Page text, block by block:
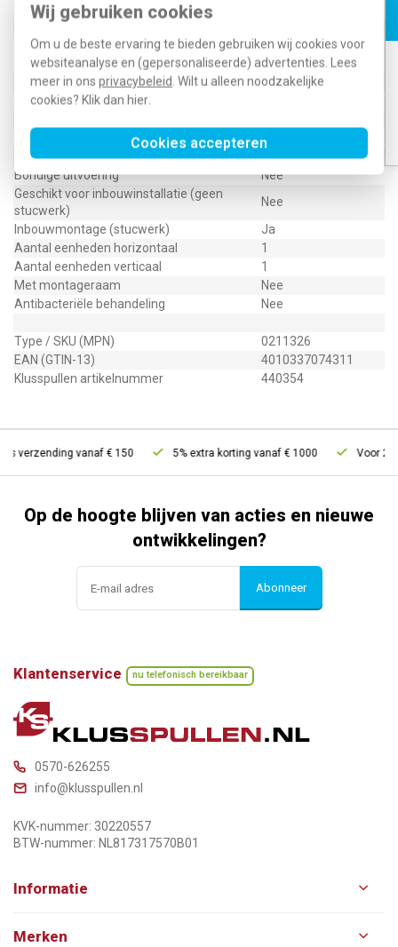
Wij gebruiken cookies
Om u de beste ervaring te bieden gebruiken wij cookies voor
websiteanalyse en (gepersonaliseerde) advertenties. Lees
meer in ons privacybeleid . Wilt u alleen noodzakelijke
cookies? Klik dan hier
Cookies accepteren
Materiaal
Montagerichting
Horizontaal en
verticaal
Beschermingsgraad (IP)
IP20
Geschikt voor vloerpot
Geschikt voor wandgoot
Ja
Geschikt voor inbouwinstallatie (stucwerk)
Ja
Bondige uitvoering
Nee
Geschikt voor inbouwinstallatie (geen
stucwerk)
Nee
Inbouwmontage (stucwerk)
Ja
Aantal eenheden horizontaal
1
Aantal eenheden verticaal
1
Met montageraam
Nee
Antibacteriële behandeling
Nee
Type / SKU (MPN)
0211326
EAN (GTIN-13)
4010337074311
Klusspullen artikelnummer
440354
verzending vanaf € 150 5% extra korting vanaf € 1000 Voor
Op de hoogte blijven van acties en nieuwe
ontwikkelingen?
Abonneer
Klantenservice nu telefonisch bereikbaar
0570-626255
info@klusspullen.nl
KVK-nummer: 30220557
BTW-nummer: NL817317570B01
Informatie
Merken